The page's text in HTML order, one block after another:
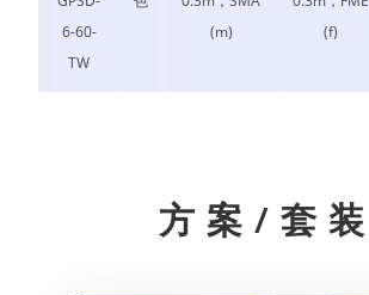
6-60-
TW
(m)
(f)
方案/套装